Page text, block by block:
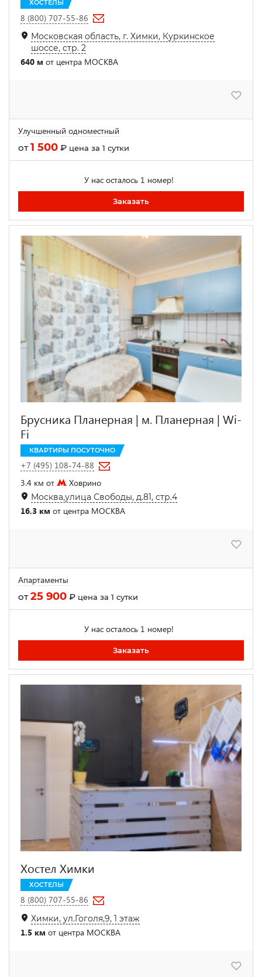
ХОСТЕЛЫ
8 (800) 707-55-86
Московская область, г. Химки, Куркинское
шоссе, стр. 2
640 м от центра МОСКВА
Улучшенный одноместный
от1 500 ₽ цена за 1 сутки
У нас осталось 1 номер!
Заказать
Брусника Планерная | м. Планерная | Wi-
Fi
КВАРТИРЫ ПОСУТОЧНО
+7 (495) 108-74-88
3.4 км от
Ховрино
Москва,улица Свободы, д.81, стр.4
16.3 км от центра МОСКВА
Апартаменты
от25 900 ₽ цена за 1 сутки
У нас осталось 1 номер!
Заказать
Хостел Химки
ХОСТЕЛЫ
8 (800) 707-55-86
Химки, ул.Гоголя,9, 1 этаж
1.5 км от центра МОСКВА